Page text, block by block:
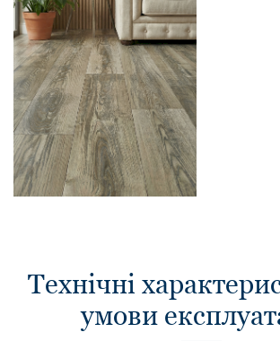
Технічні
умови